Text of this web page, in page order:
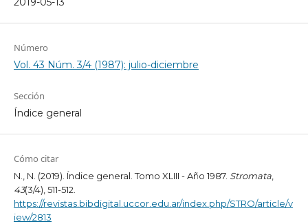
Número
Vol. 43 Núm. 3/4 (1987): julio-diciembre
Sección
Índice general
Cómo citar
N., N. (2019). Índice general. Tomo XLIII - Año 1987. Stromata,
43(3/4), 511-512.
https://revistas.bibdigital.uccor.edu.ar/index.php/STRO/article/v
iew/2813